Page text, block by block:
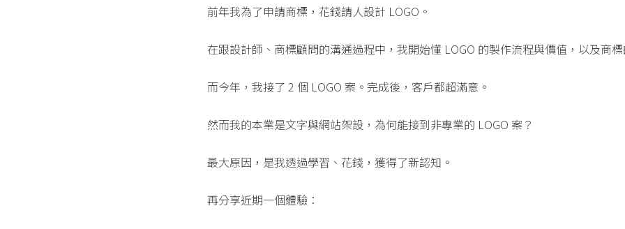
前年我為了申請商標，花錢請人設計 LOGO。
在跟設計師、商標顧問的溝通過程中，我開始懂 LOGO 的製作流程與價值，以及商標
而今年，我接了 2 個 LOGO 案。完成後，客戶都超滿意。
然而我的本業是文字與網站架設，為何能接到非專業的 LOGO 案？
最大原因，是我透過學習、花錢，獲得了新認知。
再分享近期一個體驗：